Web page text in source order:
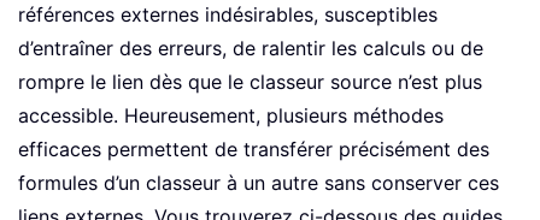
références externes indésirables, susceptibles
d’entraîner des erreurs, de ralentir les calculs ou de
rompre le lien dès que le classeur source n’est plus
accessible. Heureusement, plusieurs méthodes
efficaces permettent de transférer précisément des
formules d’un classeur à un autre sans conserver ces